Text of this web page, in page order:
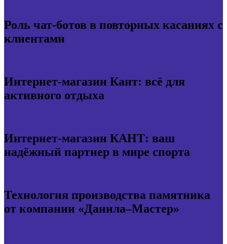
Роль чат-ботов в повторных касаниях с
клиентами
Интернет-магазин Кант: всё для
активного отдыха
Интернет-магазин КАНТ: ваш
надёжный партнер в мире спорта
Технология производства памятника
от компании «Данила–Мастер»